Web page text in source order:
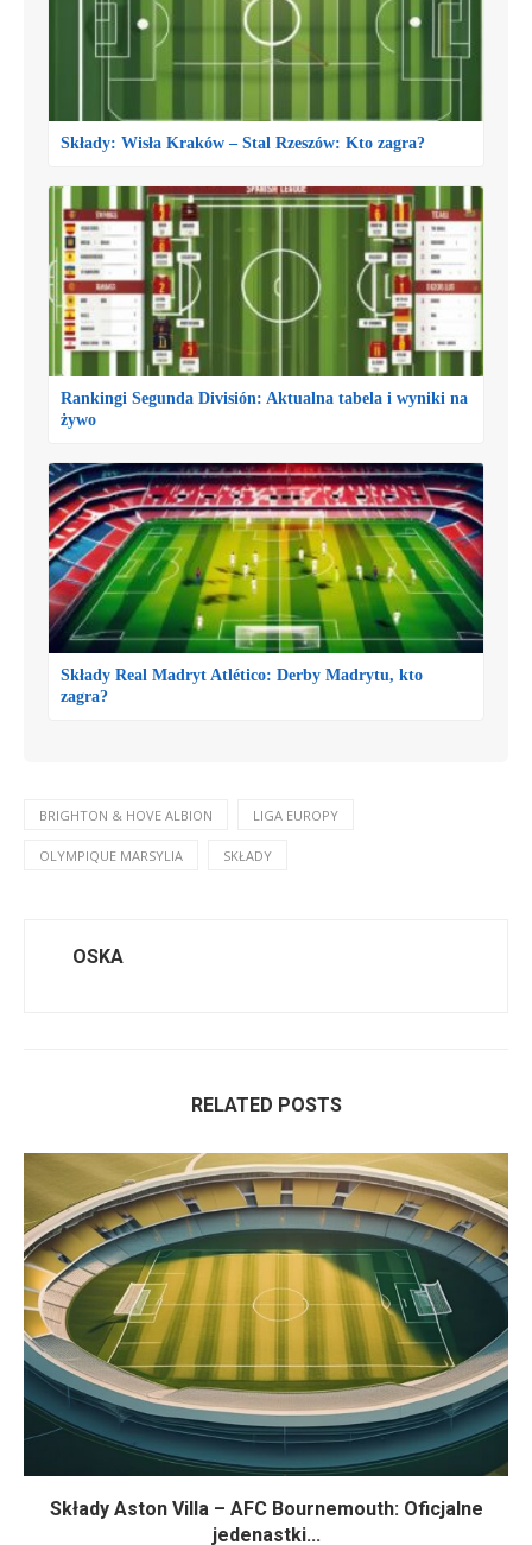
Składy: Wisła Kraków – Stal Rzeszów: Kto zagra?
Rankingi Segunda División: Aktualna tabela i wyniki na
żywo
Składy Real Madryt Atlético: Derby Madrytu, kto
zagra?
BRIGHTON & HOVE ALBION LIGA EUROPY
OLYMPIQUE MARSYLIA SKŁADY
OSKA
RELATED POSTS
Składy Aston Villa – AFC Bournemouth: Oficjalne
jedenastki...